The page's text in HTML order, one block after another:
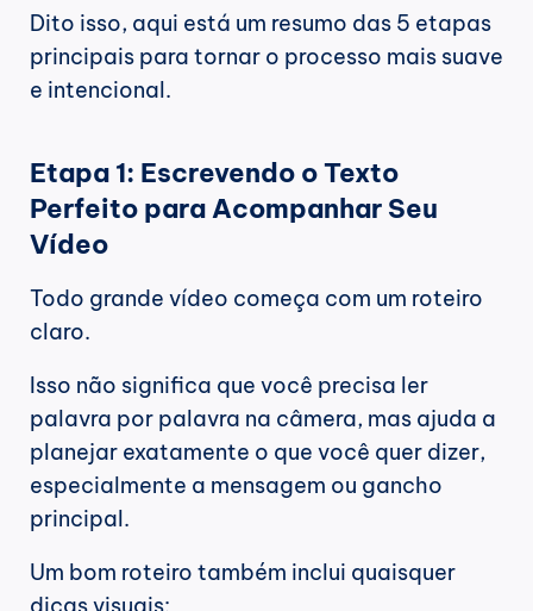
Dito isso, aqui está um resumo das 5 etapas
principais para tornar o processo mais suave
e intencional.
Etapa 1: Escrevendo o Texto
Perfeito para Acompanhar Seu
Vídeo
Todo grande vídeo começa com um roteiro
claro.
Isso não significa que você precisa ler
palavra por palavra na câmera, mas ajuda a
planejar exatamente o que você quer dizer,
especialmente a mensagem ou gancho
principal.
Um bom roteiro também inclui quaisquer